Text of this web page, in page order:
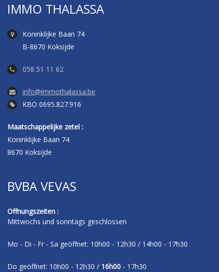
IMMO THALASSA
Koninklijke Baan 74
B-8670 Koksijde
058 51 11 62
info@immothalassa.be
KBO 0695.827.916
Maatschappelijke zetel :
Koninklijke Baan 74
8670 Koksijde
BVBA VEVAS
Offnungszeiten :
Mittwochs und sonntags geschlossen
Mo - Di - Fr - Sa geöffnet: 10h00 - 12h30 / 14h00 - 17h30
Do geöffnet: 10h00 - 12h30 / 16h00 - 17h30